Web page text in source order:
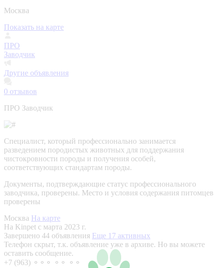
Москва
Показать на карте
ПРО
Заводчик
Другие объявления
0 отзывов
ПРО Заводчик
Специалист, который профессионально занимается
разведением породистых животных для поддержания
чистокровности породы и получения особей,
соответствующих стандартам породы.
Документы, подтверждающие статус профессионального
заводчика, проверены. Место и условия содержания питомцев
проверены
Москва На карте
На Kinpet c марта 2023 г.
Завершено 44 объявления Еще 17 активных
Телефон скрыт, т.к. объявление уже в архиве. Но вы можете
оставить сообщение.
+7 (963) ⚬⚬⚬ ⚬⚬ ⚬⚬